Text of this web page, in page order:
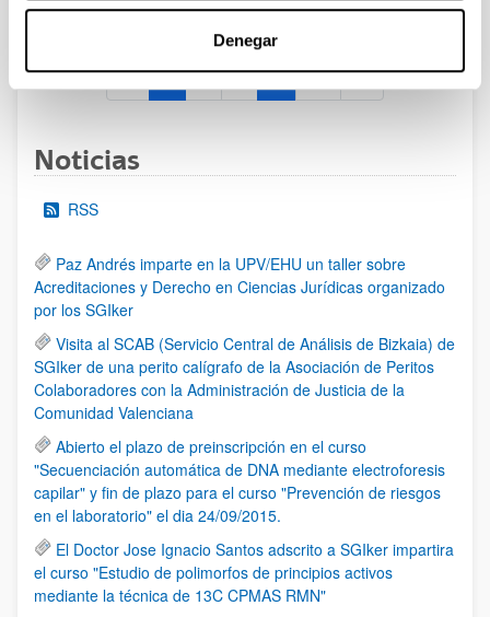
Denegar
al 30/07/2026 (ambos incluídos)
Página
1 Página
2 Página
3 ...Páginas intermedias Use TAB
Página
95
Noticias
RSS
Paz Andrés imparte en la UPV/EHU un taller sobre
Acreditaciones y Derecho en Ciencias Jurídicas organizado
por los SGIker
Visita al SCAB (Servicio Central de Análisis de Bizkaia) de
SGIker de una perito calígrafo de la Asociación de Peritos
Colaboradores con la Administración de Justicia de la
Comunidad Valenciana
Abierto el plazo de preinscripción en el curso
"Secuenciación automática de DNA mediante electroforesis
capilar" y fin de plazo para el curso "Prevención de riesgos
en el laboratorio" el dia 24/09/2015.
El Doctor Jose Ignacio Santos adscrito a SGIker impartira
el curso "Estudio de polimorfos de principios activos
mediante la técnica de 13C CPMAS RMN"